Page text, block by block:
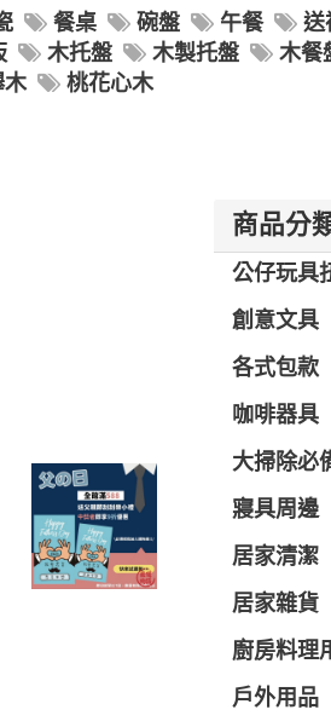
餐桌 碗盤 午餐 送
木托盤 木製托盤 木餐
木 桃花心木
商品分
公仔玩具
創意文具
各式包款
咖啡器具
大掃除必
寢具周邊
居家清潔
居家雜貨
廚房料理
戶外用品